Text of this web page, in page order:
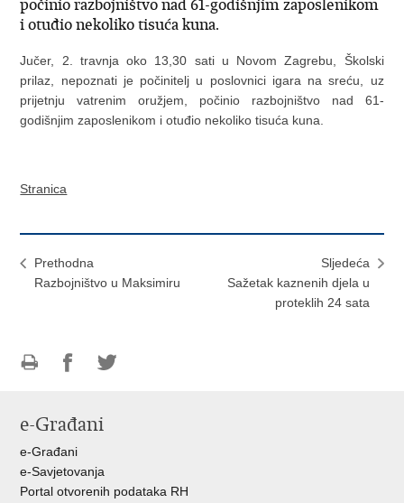
počinio razbojništvo nad 61-godišnjim zaposlenikom
i otuđio nekoliko tisuća kuna.
Jučer, 2. travnja oko 13,30 sati u Novom Zagrebu, Školski
prilaz, nepoznati je počinitelj u poslovnici igara na sreću, uz
prijetnju vatrenim oružjem, počinio razbojništvo nad 61-
godišnjim zaposlenikom i otuđio nekoliko tisuća kuna.
Stranica
Prethodna
Razbojništvo u Maksimiru
Sljedeća
Sažetak kaznenih djela u
proteklih 24 sata
FacebookuTwitteru
e-Građani
e-Građani
e-Savjetovanja
Portal otvorenih podataka RH